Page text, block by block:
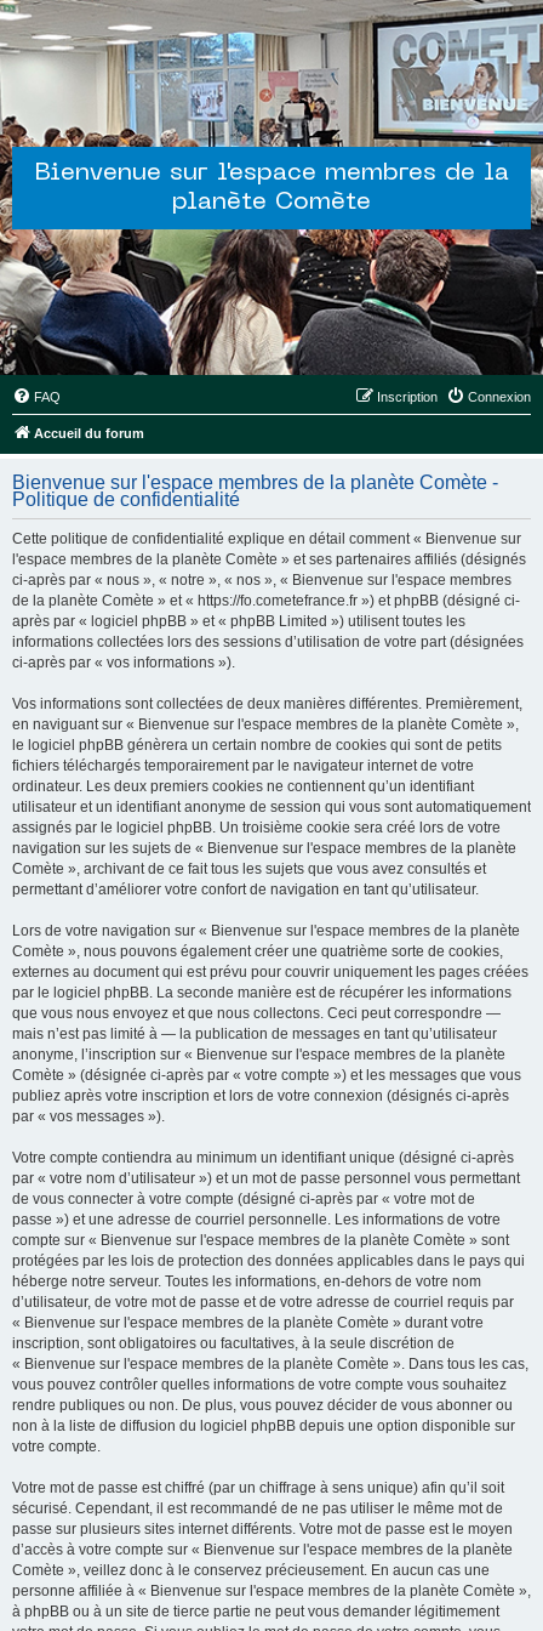
Bienvenue sur l'espace membres de la
planète Comète
FAQ Connexion
Inscription
Accueil du forum
Bienvenue sur l'espace membres de la planète Comète -
Politique de confidentialité
Cette politique de confidentialité explique en détail comment « Bienvenue sur
l'espace membres de la planète Comète » et ses partenaires affiliés (désignés
ci-après par « nous », « notre », « nos », « Bienvenue sur l'espace membres
de la planète Comète » et « https://fo.cometefrance.fr ») et phpBB (désigné ci-
après par « logiciel phpBB » et « phpBB Limited ») utilisent toutes les
informations collectées lors des sessions d’utilisation de votre part (désignées
ci-après par « vos informations »).
Vos informations sont collectées de deux manières différentes. Premièrement,
en naviguant sur « Bienvenue sur l'espace membres de la planète Comète »,
le logiciel phpBB génèrera un certain nombre de cookies qui sont de petits
fichiers téléchargés temporairement par le navigateur internet de votre
ordinateur. Les deux premiers cookies ne contiennent qu’un identifiant
utilisateur et un identifiant anonyme de session qui vous sont automatiquement
assignés par le logiciel phpBB. Un troisième cookie sera créé lors de votre
navigation sur les sujets de « Bienvenue sur l'espace membres de la planète
Comète », archivant de ce fait tous les sujets que vous avez consultés et
permettant d’améliorer votre confort de navigation en tant qu’utilisateur.
Lors de votre navigation sur « Bienvenue sur l'espace membres de la planète
Comète », nous pouvons également créer une quatrième sorte de cookies,
externes au document qui est prévu pour couvrir uniquement les pages créées
par le logiciel phpBB. La seconde manière est de récupérer les informations
que vous nous envoyez et que nous collectons. Ceci peut correspondre —
mais n’est pas limité à — la publication de messages en tant qu’utilisateur
anonyme, l’inscription sur « Bienvenue sur l'espace membres de la planète
Comète » (désignée ci-après par « votre compte ») et les messages que vous
publiez après votre inscription et lors de votre connexion (désignés ci-après
par « vos messages »).
Votre compte contiendra au minimum un identifiant unique (désigné ci-après
par « votre nom d’utilisateur ») et un mot de passe personnel vous permettant
de vous connecter à votre compte (désigné ci-après par « votre mot de
passe ») et une adresse de courriel personnelle. Les informations de votre
compte sur « Bienvenue sur l'espace membres de la planète Comète » sont
protégées par les lois de protection des données applicables dans le pays qui
héberge notre serveur. Toutes les informations, en-dehors de votre nom
d’utilisateur, de votre mot de passe et de votre adresse de courriel requis par
« Bienvenue sur l'espace membres de la planète Comète » durant votre
inscription, sont obligatoires ou facultatives, à la seule discrétion de
« Bienvenue sur l'espace membres de la planète Comète ». Dans tous les cas,
vous pouvez contrôler quelles informations de votre compte vous souhaitez
rendre publiques ou non. De plus, vous pouvez décider de vous abonner ou
non à la liste de diffusion du logiciel phpBB depuis une option disponible sur
votre compte.
Votre mot de passe est chiffré (par un chiffrage à sens unique) afin qu’il soit
sécurisé. Cependant, il est recommandé de ne pas utiliser le même mot de
passe sur plusieurs sites internet différents. Votre mot de passe est le moyen
d’accès à votre compte sur « Bienvenue sur l'espace membres de la planète
Comète », veillez donc à le conservez précieusement. En aucun cas une
personne affiliée à « Bienvenue sur l'espace membres de la planète Comète »,
à phpBB ou à un site de tierce partie ne peut vous demander légitimement